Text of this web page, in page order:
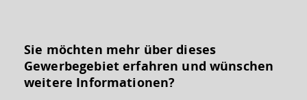
Sie möchten mehr über dieses
Gewerbegebiet erfahren und wünschen
weitere Informationen?